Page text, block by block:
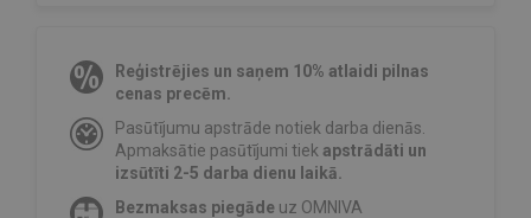
Reģistrējies un saņem 10% atlaidi pilnas
cenas precēm.
Pasūtījumu apstrāde notiek darba dienās.
Apmaksātie pasūtījumi tiek apstrādāti un
izsūtīti 2-5 darba dienu laikā.
Bezmaksas piegāde uz OMNIVA